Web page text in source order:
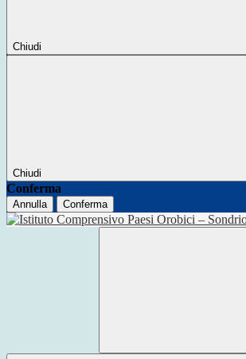
Chiudi
Chiudi
Conferma
Annulla Conferma